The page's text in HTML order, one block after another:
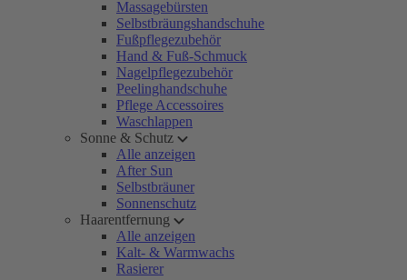
Massagebürsten
Selbstbräungshandschuhe
Fußpflegezubehör
Hand & Fuß-Schmuck
Nagelpflegezubehör
Peelinghandschuhe
Pflege Accessoires
Waschlappen
Sonne & Schutz
Alle anzeigen
After Sun
Selbstbräuner
Sonnenschutz
Haarentfernung
Alle anzeigen
Kalt- & Warmwachs
Rasierer